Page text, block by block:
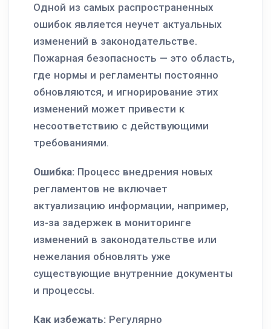
Одной из самых распространенных
ошибок является неучет актуальных
изменений в законодательстве.
Пожарная безопасность — это область,
где нормы и регламенты постоянно
обновляются, и игнорирование этих
изменений может привести к
несоответствию с действующими
требованиями.
Ошибка: Процесс внедрения новых
регламентов не включает
актуализацию информации, например,
из-за задержек в мониторинге
изменений в законодательстве или
нежелания обновлять уже
существующие внутренние документы
и процессы.
Как избежать: Регулярно